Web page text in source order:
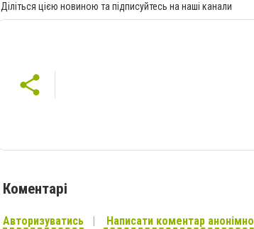
Діліться цією новиною та підписуйтесь на наші канали
Коментарі
Авторизуватись Написати коментар анонімно